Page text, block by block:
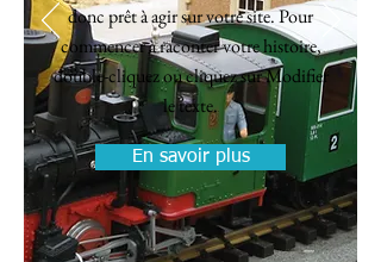
donc prêt à agir sur votre site. Pour
commencer à raconter votre histoire,
double-cliquez ou cliquez sur Modifier
le texte.
En savoir plus